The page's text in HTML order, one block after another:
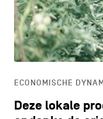
ECONOMISCHE
Deze lokale